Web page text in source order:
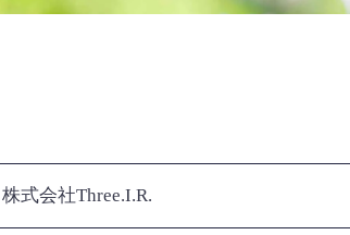
株式会社Three.I.R.